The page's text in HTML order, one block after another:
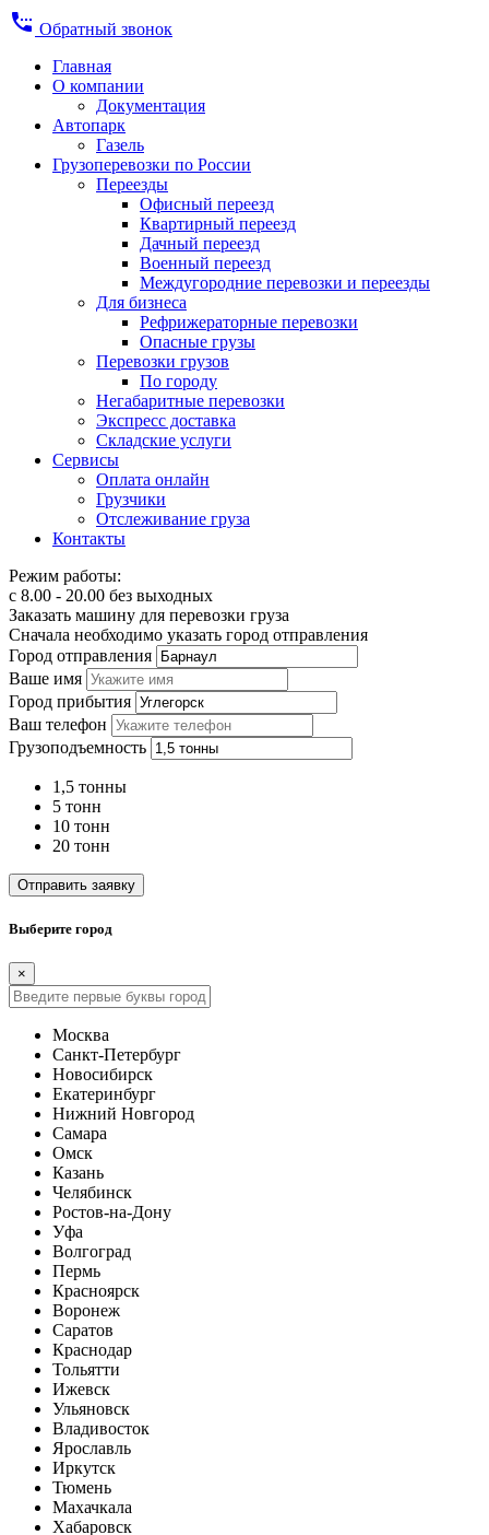
settings_phone Обратный звонок
Главная
О компании
Документация
Автопарк
Газель
Грузоперевозки по России
Переезды
Офисный переезд
Квартирный переезд
Дачный переезд
Военный переезд
Междугородние перевозки и переезды
Для бизнеса
Рефрижераторные перевозки
Опасные грузы
Перевозки грузов
По городу
Негабаритные перевозки
Экспресс доставка
Складские услуги
Сервисы
Оплата онлайн
Грузчики
Отслеживание груза
Контакты
Режим работы:
с 8.00 - 20.00 без выходных
Заказать машину для перевозки груза
Сначала необходимо указать город отправления
Город отправления
Ваше имя
Город прибытия
Ваш телефон
Грузоподъемность
1,5 тонны
5 тонн
10 тонн
20 тонн
Отправить заявку
Выберите город
×
Москва
Санкт-Петербург
Новосибирск
Екатеринбург
Нижний Новгород
Самара
Омск
Казань
Челябинск
Ростов-на-Дону
Уфа
Волгоград
Пермь
Красноярск
Воронеж
Саратов
Краснодар
Тольятти
Ижевск
Ульяновск
Владивосток
Ярославль
Иркутск
Тюмень
Махачкала
Хабаровск